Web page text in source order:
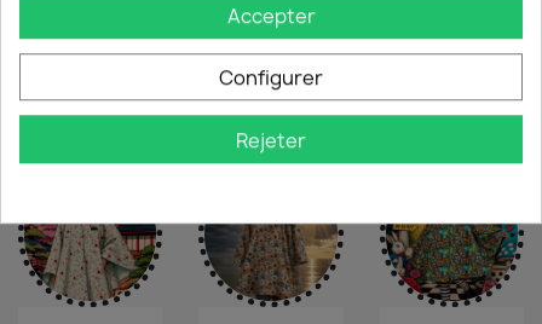
Cape Pour
108,00 €
ADOPTE MOI
CAPE AVEC...
42,00 €
CAPUCHE
42,00 €
Accepter
Configurer
Rejeter